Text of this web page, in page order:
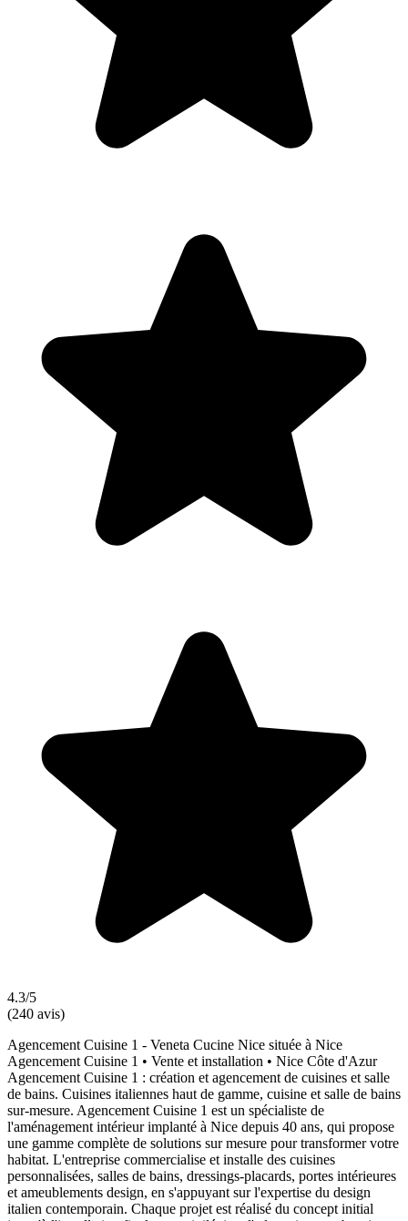
4.3/5
(240 avis)
Agencement Cuisine 1 - Veneta Cucine Nice située à Nice
Agencement Cuisine 1 • Vente et installation • Nice Côte d'Azur
Agencement Cuisine 1 : création et agencement de cuisines et salle
de bains. Cuisines italiennes haut de gamme, cuisine et salle de bains
sur-mesure. Agencement Cuisine 1 est un spécialiste de
l'aménagement intérieur implanté à Nice depuis 40 ans, qui propose
une gamme complète de solutions sur mesure pour transformer votre
habitat. L'entreprise commercialise et installe des cuisines
personnalisées, salles de bains, dressings-placards, portes intérieures
et ameublements design, en s'appuyant sur l'expertise du design
italien contemporain. Chaque projet est réalisé du concept initial